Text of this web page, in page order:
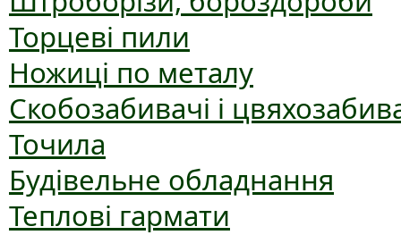
Торцеві пили
Ножиці по металу
Скобозабивачі і
Точила
Будівельне обладнання
Теплові гармати